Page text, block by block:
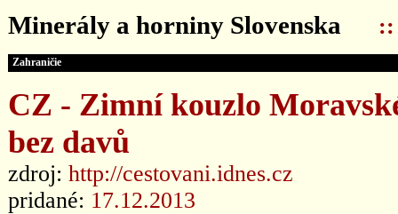
Minerály a horniny Slovenska ::
Zahraničie
CZ - Zimní kouzlo
bez davů
zdroj: http://cestovani.idnes.cz
pridané: 17.12.2013